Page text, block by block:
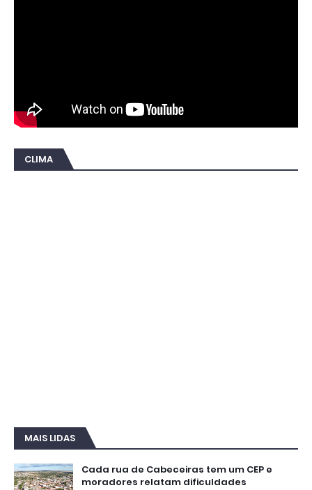
CLIMA
MAIS LIDAS
Cada rua de Cabeceiras tem um CEP e
moradores relatam dificuldades